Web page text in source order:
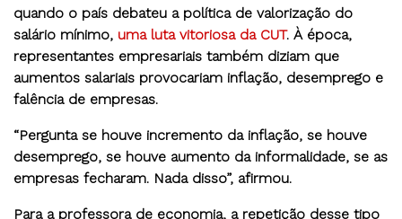
quando o país debateu a política de valorização do
salário mínimo, uma luta vitoriosa da CUT. À época,
representantes empresariais também diziam que
aumentos salariais provocariam inflação, desemprego e
falência de empresas.
“Pergunta se houve incremento da inflação, se houve
desemprego, se houve aumento da informalidade, se as
empresas fecharam. Nada disso”, afirmou.
Para a professora de economia, a repetição desse tipo